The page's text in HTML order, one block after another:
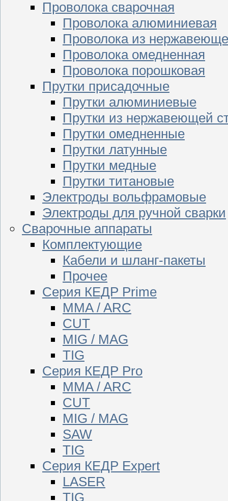
Проволока сварочная
Проволока алюминиевая
Проволока из
Проволока омедненная
Проволока порошковая
Прутки присадочные
Прутки алюминиевые
Прутки из нержавеющей
Прутки омедненные
Прутки латунные
Прутки медные
Прутки титановые
Электроды вольфрамовые
Электроды для ручной сварки
Сварочные аппараты
Комплектующие
Кабели и шланг-пакеты
Прочее
Серия КЕДР Prime
MMA / ARC
CUT
MIG / MAG
TIG
Серия КЕДР Pro
MMA / ARC
CUT
MIG / MAG
SAW
TIG
Серия КЕДР Expert
LASER
TIG